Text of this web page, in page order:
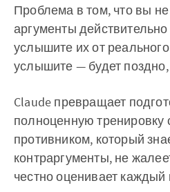
Проблема в том, что вы не
аргументы
услышите их от
услышите — будет
Claude превращает
полноценную тренировку
противником, который
контраргументы, не
честно оценивает каждый